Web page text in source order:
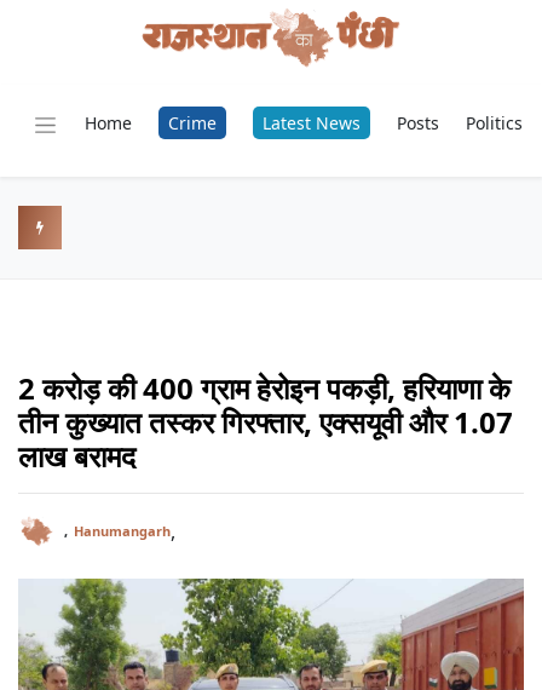
Home Crime Latest News Posts Politics
2 करोड़ की 400 ग्राम हेरोइन पकड़ी, हरियाणा के
तीन कुख्यात तस्कर गिरफ्तार, एक्सयूवी और 1.07
लाख बरामद
, Hanumangarh,